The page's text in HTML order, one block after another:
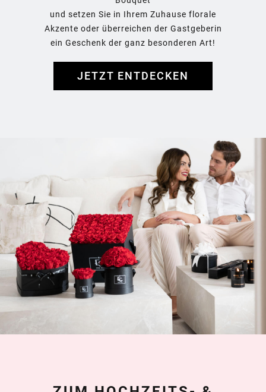
und setzen Sie in Ihrem Zuhause florale
Akzente oder überreichen der Gastgeberin
ein Geschenk der ganz besonderen Art!
JETZT ENTDECKEN